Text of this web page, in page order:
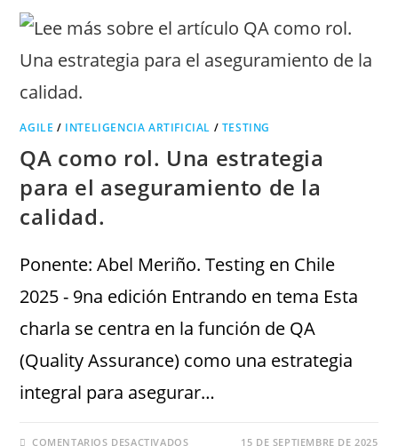
AGILE / INTELIGENCIA ARTIFICIAL / TESTING
QA como rol. Una estrategia
para el aseguramiento de la
calidad.
Ponente: Abel Meriño. Testing en Chile
2025 - 9na edición Entrando en tema Esta
charla se centra en la función de QA
(Quality Assurance) como una estrategia
integral para asegurar…
COMENTARIOS DESACTIVADOS 15 DE SEPTIEMBRE DE 2025